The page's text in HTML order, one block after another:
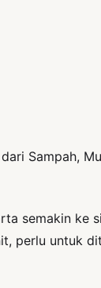
Sampah,
semakin ke
perlu untuk